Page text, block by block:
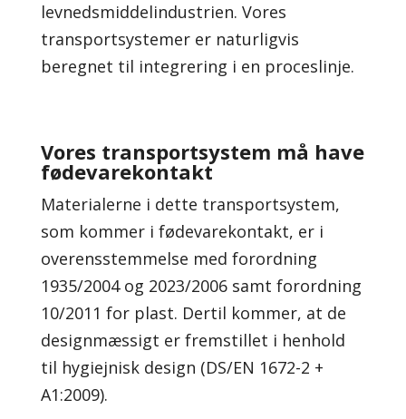
levnedsmiddelindustrien. Vores
transportsystemer er naturligvis
beregnet til integrering i en proceslinje.
Vores transportsystem må have
fødevarekontakt
Materialerne i dette transportsystem,
som kommer i fødevarekontakt, er i
overensstemmelse med forordning
1935/2004 og 2023/2006 samt forordning
10/2011 for plast. Dertil kommer, at de
designmæssigt er fremstillet i henhold
til hygiejnisk design (DS/EN 1672-2 +
A1:2009).